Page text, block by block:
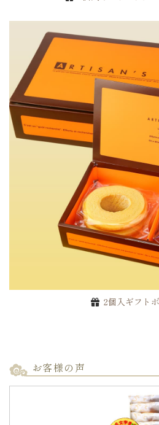
2個入ギフト
お客様の声